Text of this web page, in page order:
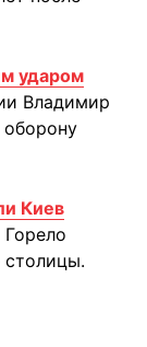
ударом
Владимир
Киев
Горело
столицы.
Whatsapp
в Messenger
в LinkedIn